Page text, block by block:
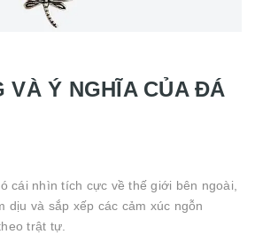
VÀ Ý NGHĨA CỦA ĐÁ
cái nhìn tích cực về thế giới bên ngoài,
dịu và sắp xếp các cảm xúc ngỗn
trật tự.